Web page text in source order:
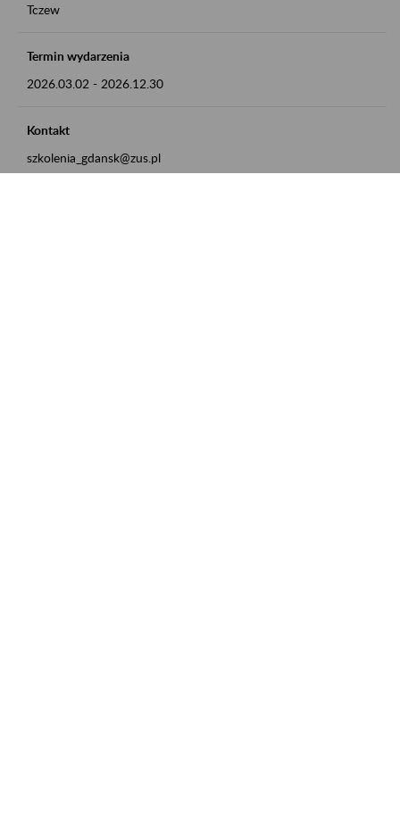
Tczew
Termin wydarzenia
2026.03.02 - 2026.12.30
Kontakt
szkolenia_gdansk@zus.pl